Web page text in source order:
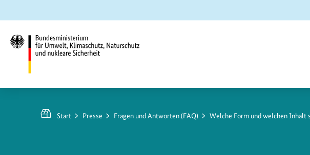
Hauptinhalt
springen
Suche
springen
Hauptnavigation
springen
Umwelt,
Klimaschutz,
Start Presse Fragen und Antworten (FAQ) Welche Form und welchen Inhalt